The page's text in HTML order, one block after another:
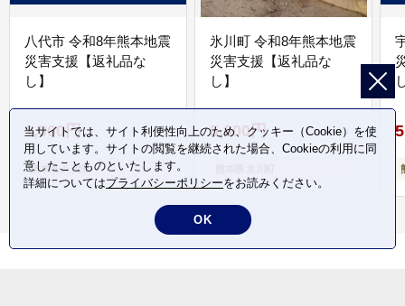
八代市 令和8年熊本地震
災害支援【返礼品な
し】
1,000円
熊本県 八代市
氷川町 令和8年熊本地震
災害支援【返礼品な
し】
5,000円
当サイトでは、サイト利便性向上のため、クッキー（Cookie）を使
用しています。サイトの閲覧を継続された場合、Cookieの利用に同
意したことものといたします。
詳細についてはプライバシーポリシーをお読みください。
OK